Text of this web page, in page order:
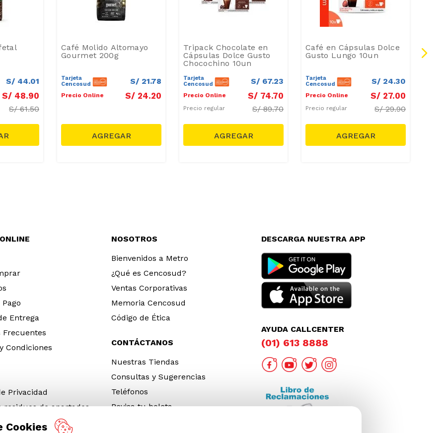
S/ 44.01
S/ 48.90
S/61.50
Café Molido Altomayo
Gourmet 200g
Tarjeta
Cencosud
S/ 21.78
Precio Online S/ 24.20
Tripack Chocolate en
Cápsulas Dolce Gusto
Chocochino 10un
Tarjeta
Cencosud
S/ 67.23
Precio Online S/ 74.70
Precio regular S/89.70
Café en Cápsulas Dolce
Gusto Lungo 10un
Tarjeta
Cencosud
S/ 24.30
Precio Online S/ 27.00
Precio regular S/29.90
Entrega
Frecuentes
Condiciones
Privacidad
residuos de apartados
Neumáticos Fuera de Uso
NOSOTROS
Bienvenidos a Metro
¿Qué es Cencosud?
Ventas Corporativas
Memoria Cencosud
Código de Ética
CONTÁCTANOS
Nuestras Tiendas
Consultas y Sugerencias
Teléfonos
Revisa tu boleta
DESCARGA NUESTRA APP
AYUDA CALLCENTER
(01) 613 8888
Cookies